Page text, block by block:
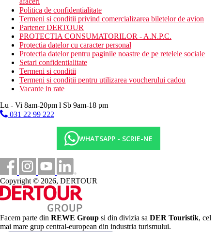
Categoria oficiala
5 stele
Site web
Cook's Club Kolymbia Hotel | Greece | Cook's Club Hotels
(cooksclub.com)
Taxa turistica
Incepand cu 2025, in Grecia exista obligatia de a plati taxa
climatica in functie de categoria de hotel. Taxa nu este inclusa in
tariful ofertei si va fi achitata de catre client la receptia hotelului.
Noile taxe de statiune in Grecia sunt (Aprilie – Octombrie):
15.00 €. Tarifele afisate sunt pe camera/noapte.
50 m
Magazine
350 m
Distanta pana la plaja
Distanta de cel mai apropiat aeroport
Politica de confidentialitate
Termeni si conditii privind comercializarea biletelor de avion
Partener DERTOUR
PROTECTIA CONSUMATORILOR - A.N.P.C.
Protectia datelor cu caracter personal
Protectia datelor pentru paginile noastre de pe retelele sociale
Setari confidentialitate
Termeni si conditii
Termeni si conditii pentru utilizarea voucherului cadou
Vacante in rate
Lu - Vi 8am-20pm l Sb 9am-18 pm
031 22 99 222
WHATSAPP - SCRIE-NE
Copyright © 2026, DERTOUR
Facem parte din REWE Group si din divizia sa DER Touristik, cel
mai mare grup central-european din industria turismului.